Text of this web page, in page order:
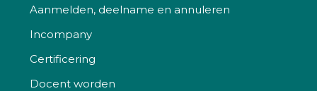
Aanmelden, deelname en annuleren
Incompany
Certificering
Docent worden